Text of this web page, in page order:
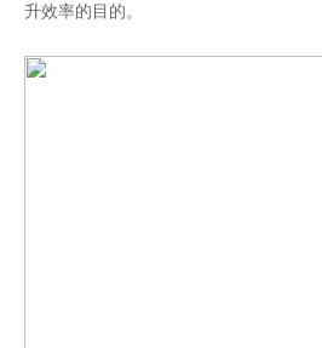
升效率的目的。